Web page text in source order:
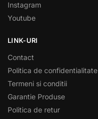
Instagram
Youtube
LINK-URI
Contact
Politica de confidentialitate
Termeni si conditii
Garantie Produse
Politica de retur